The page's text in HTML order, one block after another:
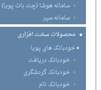
سامانه هوشا (چت بات پویا)
سامانه سپر
محصولات سخت افزاری
خودبانک های پویا
خودبانک دریافت
خودبانک گردشگری
خودبانک تام